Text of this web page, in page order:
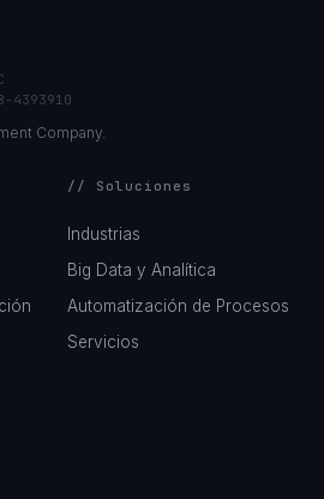
4393910
Company.
// Soluciones
Industrias
Big Data y Analítica
Automatización de Procesos
Servicios